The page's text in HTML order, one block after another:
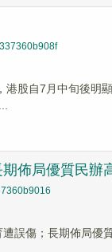
港股自7月中旬後
佈局優質民辦
誤傷；長期佈局